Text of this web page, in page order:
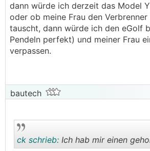
dann würde ich derzeit das Model
oder ob meine Frau den
tauscht, dann würde ich den eGolf
Pendeln perfekt) und meiner Frau
verpassen.
bautech
ck schrieb: Ich hab mir einen